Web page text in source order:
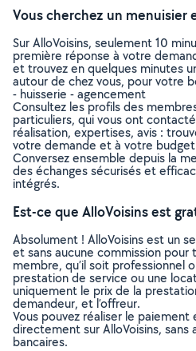
Vous cherchez un menuisier
Sur AlloVoisins, seulement 10
première réponse à votre
et trouvez en quelques minutes
autour de chez vous, pour votre
- huisserie - agencement
Consultez les profils des
particuliers, qui vous ont
réalisation, expertises, avis :
votre demande et à votre
Conversez ensemble depuis la
des échanges sécurisés et
intégrés.
Est-ce que AlloVoisins est
Absolument ! AlloVoisins est un
et sans aucune commission
membre, qu’il soit professionnel
prestation de service ou une
uniquement le prix de la
demandeur, et l’offreur.
Vous pouvez réaliser le
directement sur AlloVoisins, sans
bancaires.